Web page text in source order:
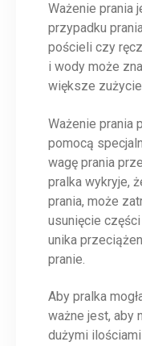
Ważenie prania
przypadku
pościeli czy
i wody może
większe
Ważenie prania
pomocą
wagę prania
pralka wykryje,
prania, może
usunięcie
unika
pranie.
Aby pralka
ważne jest, aby
dużymi